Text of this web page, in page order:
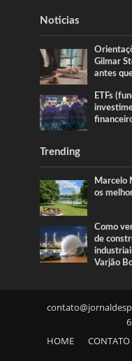
Noticias
Gilmar
antes
ETFs
Trending
Marcelo
os
Como
de
Varjão
HOME
CONTATO